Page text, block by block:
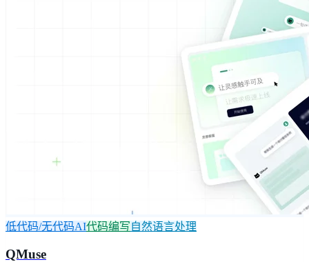
低代码/无代码AI代码编写自然语言处理
QMuse